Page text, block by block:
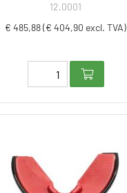
12.0001
€ 485,88 (€ 404,90 excl. TVA)